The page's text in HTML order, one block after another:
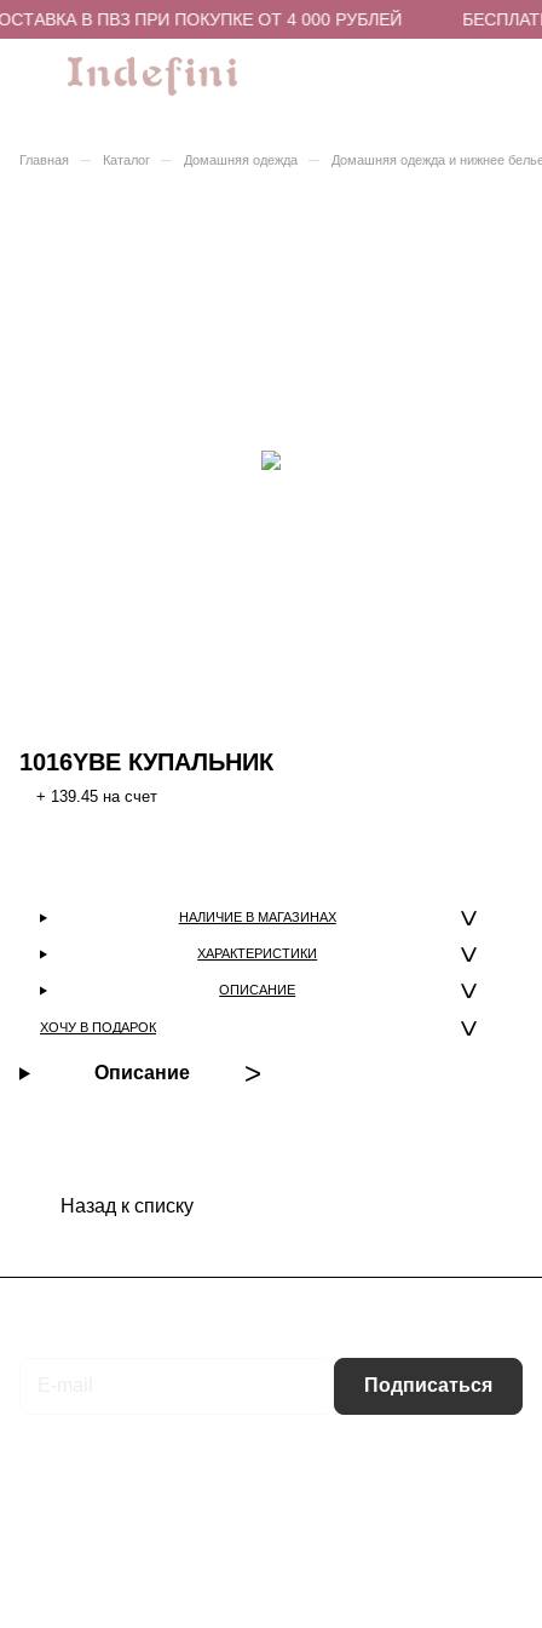
В ПВЗ ПРИ ПОКУПКЕ ОТ 4 000 РУБЛЕЙ
Главная – Каталог – Домашняя одежда – Домашняя одежда и нижнее
1016YBE КУПАЛЬНИК
+ 139.45 на счет
НАЛИЧИЕ В МАГАЗИНАХ
ХАРАКТЕРИСТИКИ
ОПИСАНИЕ
ХОЧУ В ПОДАРОК
Описание
Назад к списку
Подписаться